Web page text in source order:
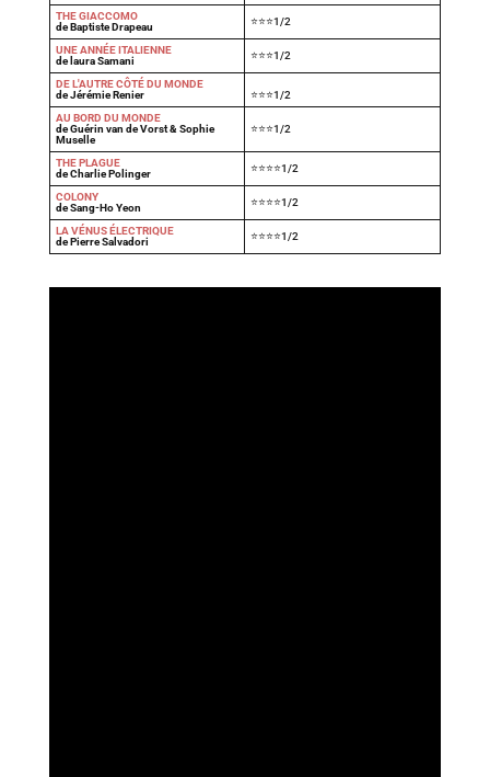
THE GIACCOMO
de Baptiste Drapeau
⭐⭐⭐1/2
UNE ANNÉE ITALIENNE
de laura Samani
⭐⭐⭐1/2
DE L'AUTRE CÔTÉ DU MONDE
de Jérémie Renier
⭐⭐⭐1/2
AU BORD DU MONDE
de Guérin van de Vorst & Sophie
Muselle
⭐⭐⭐1/2
THE PLAGUE
de Charlie Polinger
⭐⭐⭐⭐1/2
COLONY
de Sang-Ho Yeon
⭐⭐⭐⭐1/2
LA VÉNUS ÉLECTRIQUE
de Pierre Salvadori
⭐⭐⭐⭐1/2